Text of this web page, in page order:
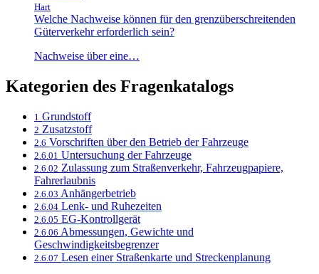
Hart
Welche Nachweise können für den grenzüberschreitenden
Güterverkehr erforderlich sein?
Nachweise über eine…
Kategorien des Fragenkatalogs
1 Grundstoff
2 Zusatzstoff
2.6 Vorschriften über den Betrieb der Fahrzeuge
2.6.01 Untersuchung der Fahrzeuge
2.6.02 Zulassung zum Straßenverkehr, Fahrzeugpapiere,
Fahrerlaubnis
2.6.03 Anhängerbetrieb
2.6.04 Lenk- und Ruhezeiten
2.6.05 EG-Kontrollgerät
2.6.06 Abmessungen, Gewichte und
Geschwindigkeitsbegrenzer
2.6.07 Lesen einer Straßenkarte und Streckenplanung